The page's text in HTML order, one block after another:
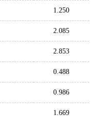
1.250
2.085
2.853
0.488
0.986
1.669